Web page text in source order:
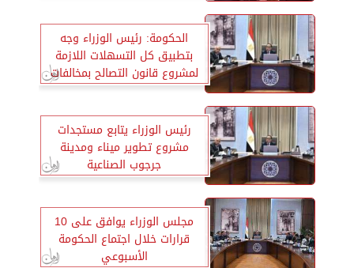
الحكومة: رئيس الوزراء وجه
بتطبيق كل التسهلات اللازمة
لمشروع قانون التصالح بمخالفات
البناء
رئيس الوزراء يتابع مستجدات
مشروع تطوير ميناء ومدينة
جرجوب الصناعية
مجلس الوزراء يوافق على 10
قرارات خلال اجتماع الحكومة
الأسبوعي